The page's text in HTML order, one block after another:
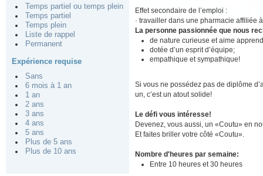
Temps partiel ou temps plein
Temps partiel
Temps plein
Liste de rappel
Permanent
Expérience requise
Sans
6 mois à 1 an
1 an
2 ans
3 ans
4 ans
5 ans
Plus de 5 ans
Plus de 10 ans
Effet secondaire de l’emploi :
· travailler dans une pharmacie affiliée
La personne passionnée que nous
de nature curieuse et aime
dotée d’un esprit d’équipe;
empathique et sympathique!
Si vous ne possédez pas de diplôme
un, c’est un atout solide!
Le défi vous intéresse!
Devenez, vous aussi, un «Coutu» en
Et faites briller votre côté «Coutu».
Nombre d'heures par semaine:
Entre 10 heures et 30 heures